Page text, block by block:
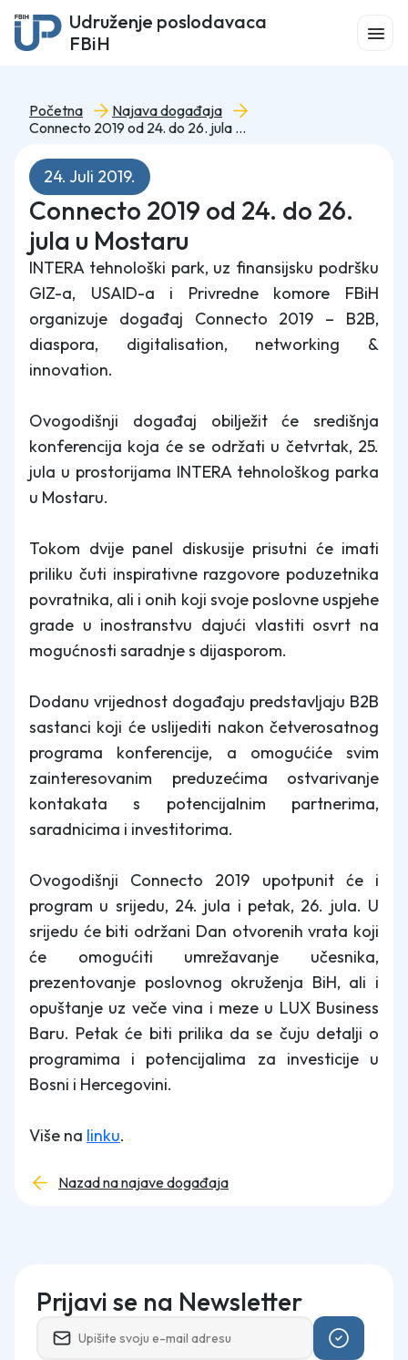
Udruženje poslodavaca
FBiH
Početna
Najava događaja
Connecto 2019 od 24. do 26. jula u Mostaru
24. Juli 2019.
Connecto 2019 od 24. do 26.
jula u Mostaru
INTERA tehnološki park, uz finansijsku podršku
GIZ-a, USAID-a i Privredne komore FBiH
organizuje događaj Connecto 2019 – B2B,
diaspora, digitalisation, networking &
innovation.
Ovogodišnji događaj obilježit će središnja
konferencija koja će se održati u četvrtak, 25.
jula u prostorijama INTERA tehnološkog parka
u Mostaru.
Tokom dvije panel diskusije prisutni će imati
priliku čuti inspirativne razgovore poduzetnika
povratnika, ali i onih koji svoje poslovne uspjehe
grade u inostranstvu dajući vlastiti osvrt na
mogućnosti saradnje s dijasporom.
Dodanu vrijednost događaju predstavljaju B2B
sastanci koji će uslijediti nakon četverosatnog
programa konferencije, a omogućiće svim
zainteresovanim preduzećima ostvarivanje
kontakata s potencijalnim partnerima,
saradnicima i investitorima.
Ovogodišnji Connecto 2019 upotpunit će i
program u srijedu, 24. jula i petak, 26. jula. U
srijedu će biti održani Dan otvorenih vrata koji
će omogućiti umrežavanje učesnika,
prezentovanje poslovnog okruženja BiH, ali i
opuštanje uz veče vina i meze u LUX Business
Baru. Petak će biti prilika da se čuju detalji o
programima i potencijalima za investicije u
Bosni i Hercegovini.
Više na linku.
Nazad na najave događaja
Prijavi se na Newsletter